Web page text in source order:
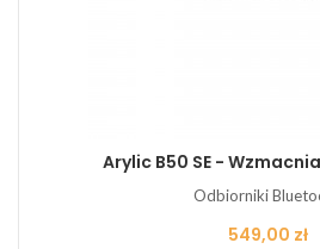
Arylic B50 SE -
Odbiorniki
Cena
549,00 zł